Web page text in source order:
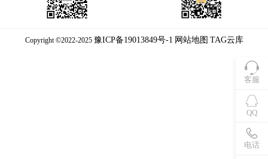
客服
QQ
电话
Copyright ©2022-2025 豫ICP备19013849号-1 网站地图 TAG云库